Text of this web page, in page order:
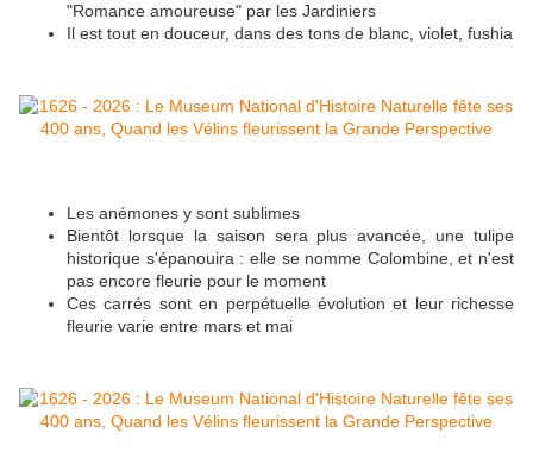
"Romance amoureuse" par les Jardiniers
Il est tout en douceur, dans des tons de blanc, violet, fushia
Les anémones y sont sublimes
Bientôt lorsque la saison sera plus avancée, une tulipe
historique s'épanouira : elle se nomme Colombine, et n'est
pas encore fleurie pour le moment
Ces carrés sont en perpétuelle évolution et leur richesse
fleurie varie entre mars et mai